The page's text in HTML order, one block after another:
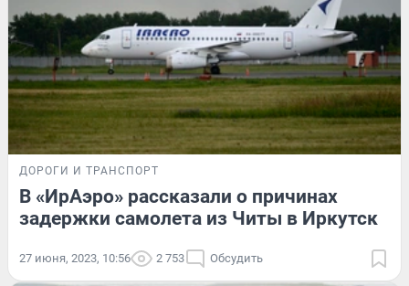
ДОРОГИ И ТРАНСПОРТ
В «ИрАэро» рассказали о причинах
задержки самолета из Читы в Иркутск
27 июня, 2023, 10:56 2 753 Обсудить